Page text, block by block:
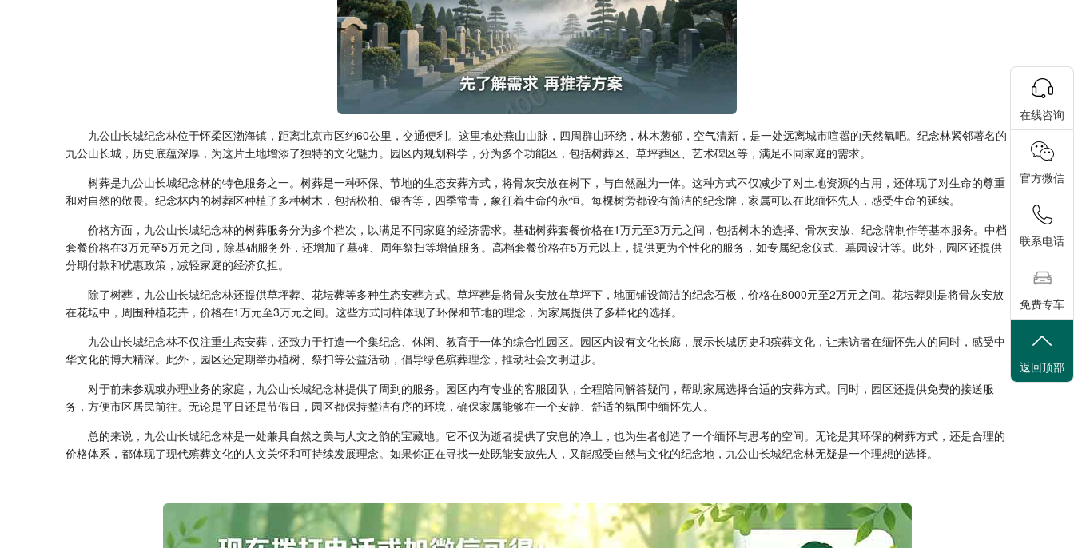
九公山长城纪念林位于怀柔区渤海镇，距离北京市区约60公里，交通便利。这里地处燕山山脉，四周群山环绕，林木葱郁，空气清新，是一处远离城市喧嚣的天然氧吧。纪念林紧邻著名的
九公山长城，历史底蕴深厚，为这片土地增添了独特的文化魅力。园区内规划科学，分为多个功能区，包括树葬区、草坪葬区、艺术碑区等，满足不同家庭的需求。
树葬是九公山长城纪念林的特色服务之一。树葬是一种环保、节地的生态安葬方式，将骨灰安放在树下，与自然融为一体。这种方式不仅减少了对土地资源的占用，还体现了对生命的尊重
和对自然的敬畏。纪念林内的树葬区种植了多种树木，包括松柏、银杏等，四季常青，象征着生命的永恒。每棵树旁都设有简洁的纪念牌，家属可以在此缅怀先人，感受生命的延续。
价格方面， 九公山长城纪念林的树葬服务分为多个档次，以满足不同家庭的经济需求。基础树葬套餐价格在1万元至3万元之间，包括树木的选择、骨灰安放、纪念牌制作等基本服务。中档
套餐价格在3万元至5万元之间，除基础服务外，还增加了墓碑、周年祭扫等增值服务。高档套餐价格在5万元以上，提供更为个性化的服务，如专属纪念仪式、墓园设计等。此外，园区还提供
分期付款和优惠政策，减轻家庭的经济负担。
除了树葬， 九公山长城纪念林还提供草坪葬、花坛葬等多种生态安葬方式。草坪葬是将骨灰安放在草坪下，地面铺设简洁的纪念石板，价格在8000元至2万元之间。花坛葬则是将骨灰安放
在花坛中，周围种植花卉，价格在1万元至3万元之间。这些方式同样体现了环保和节地的理念，为家属提供了多样化的选择。
九公山长城纪念林不仅注重生态安葬，还致力于打造一个集纪念、休闲、教育于一体的综合性园区。园区内设有文化长廊，展示长城历史和殡葬文化，让来访者在缅怀先人的同时，感受中
华文化的博大精深。此外，园区还定期举办植树、祭扫等公益活动，倡导绿色殡葬理念，推动社会文明进步。
对于前来参观或办理业务的家庭， 九公山长城纪念林提供了周到的服务。园区内有专业的客服团队，全程陪同解答疑问，帮助家属选择合适的安葬方式。同时，园区还提供免费的接送服
务，方便市区居民前往。无论是平日还是节假日，园区都保持整洁有序的环境，确保家属能够在一个安静、舒适的氛围中缅怀先人。
总的来说， 九公山长城纪念林是一处兼具自然之美与人文之韵的宝藏地。它不仅为逝者提供了安息的净土，也为生者创造了一个缅怀与思考的空间。无论是其环保的树葬方式，还是合理的
价格体系，都体现了现代殡葬文化的人文关怀和可持续发展理念。如果你正在寻找一处既能安放先人，又能感受自然与文化的纪念地， 九公山长城纪念林无疑是一个理想的选择。
在线咨询
官方微信
联系电话
免费专车
返回顶部